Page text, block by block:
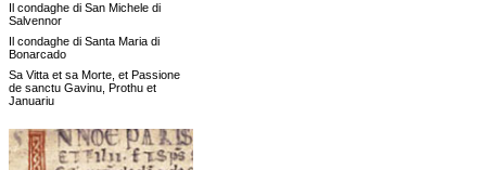
Il condaghe di San Michele di
Salvennor
Il condaghe di Santa Maria di
Bonarcado
Sa Vitta et sa Morte, et Passione
de sanctu Gavinu, Prothu et
Januariu